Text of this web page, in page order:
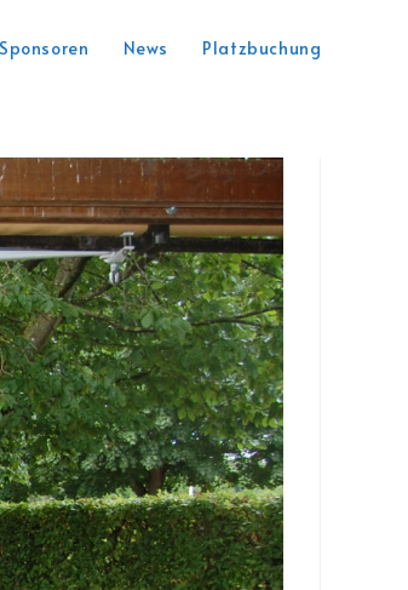
Sponsoren News Platzbuchung